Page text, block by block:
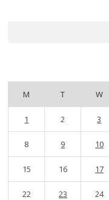
M
T W
1 2 3
8 9 10
15 16 17
22 23 24